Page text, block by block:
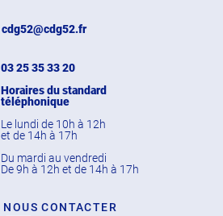
cdg52@cdg52.fr
03 25 35 33 20
Horaires du standard
téléphonique
Le lundi de 10h à 12h
et de 14h à 17h
Du mardi au vendredi
De 9h à 12h et de 14h à 17h
NOUS CONTACTER